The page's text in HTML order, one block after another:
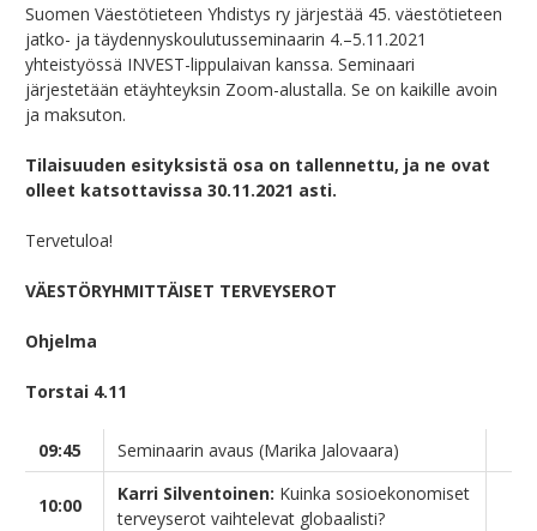
Suomen Väestötieteen Yhdistys ry järjestää 45. väestötieteen
jatko- ja täydennyskoulutusseminaarin 4.–5.11.2021
yhteistyössä INVEST-lippulaivan kanssa. Seminaari
järjestetään etäyhteyksin Zoom-alustalla. Se on kaikille avoin
ja maksuton.
Tilaisuuden esityksistä osa on tallennettu, ja ne ovat
olleet katsottavissa 30.11.2021 asti.
Tervetuloa!
VÄESTÖRYHMITTÄISET TERVEYSEROT
Ohjelma
Torstai 4.11
09:45 Seminaarin avaus (Marika Jalovaara)
10:00
Karri Silventoinen: Kuinka sosioekonomiset
terveyserot vaihtelevat globaalisti?